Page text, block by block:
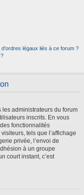
légaux liés à ce forum ?
les administrateurs du forum
inscrits. En vous
fonctionnalités
tels que l’affichage
privée, l’envoi de
à un groupe
court instant, c’est